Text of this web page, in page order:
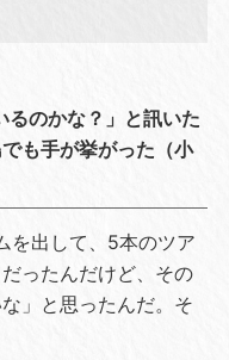
るのかな？」と訊いた
も手が挙がった（小
を出して、5本のツア
ったんだけど、その
」と思ったんだ。そ